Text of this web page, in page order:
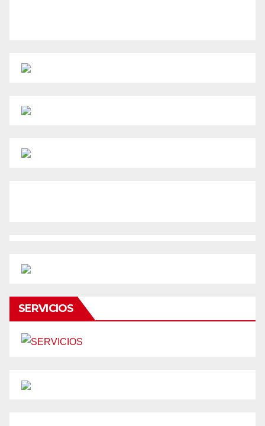
SERVICIOS